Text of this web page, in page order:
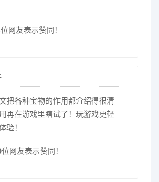
位网友表示赞同！
把各种宝物的作用都介绍得很清
再在游戏里瞎试了！玩游戏更轻
验！
位网友表示赞同！